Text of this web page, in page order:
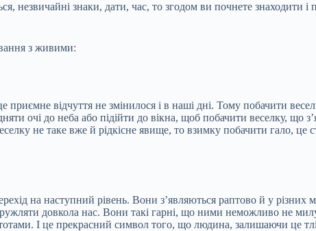
незвичайні знаки, дати, час, то згодом ви почнете знаходити і
з живими:
приємне відчуття не змінилося і в наші дні. Тому побачити
очі до неба або підійти до вікна, щоб побачити веселку, що
не таке вже й рідкісне явище, то взимку побачити гало, це
на наступний рівень. Вони з’являються раптово й у
довкола нас. Вони такі гарні, що ними неможливо не
І це прекрасний символ того, що людина, залишаючи це